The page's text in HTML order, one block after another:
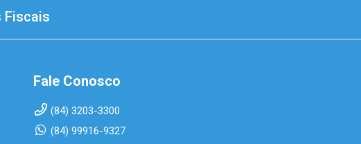
Fiscais
Fale Conosco
(84) 3203-3300
(84) 99916-9327